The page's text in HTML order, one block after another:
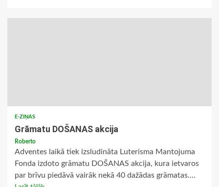
E-ZIŅAS
Grāmatu DOŠANAS akcija
Roberto
Adventes laikā tiek izsludināta Luterisma Mantojuma
Fonda izdoto grāmatu DOŠANAS akcija, kura ietvaros
par brīvu piedāvā vairāk nekā 40 dažādas grāmatas....